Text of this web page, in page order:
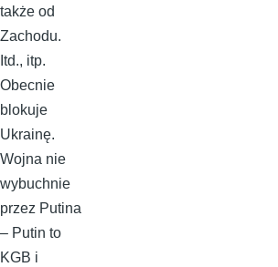
także od
Zachodu.
Itd., itp.
Obecnie
blokuje
Ukrainę.
Wojna nie
wybuchnie
przez Putina
– Putin to
KGB i